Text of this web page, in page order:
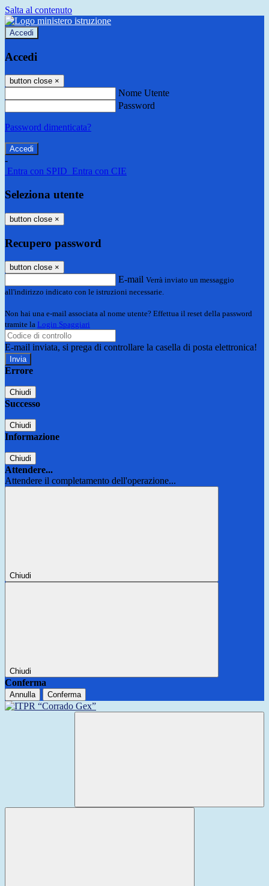
Salta al contenuto
Accedi
Accedi
button close ×
Nome Utente
Password
Password dimenticata?
-
Entra con SPID Entra con CIE
Seleziona utente
button close ×
Recupero password
button close ×
E-mail Verrà inviato un messaggio
all'indirizzo indicato con le istruzioni necessarie.
Non hai una e-mail associata al nome utente? Effettua il reset della password
tramite la Login Spaggiari
E-mail inviata, si prega di controllare la casella di posta elettronica!
Errore
Chiudi
Successo
Chiudi
Informazione
Chiudi
Attendere...
Attendere il completamento dell'operazione...
Chiudi
Chiudi
Conferma
Annulla Conferma